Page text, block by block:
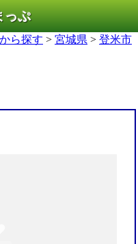
っぷ
ら探す > 宮城県 > 登米市